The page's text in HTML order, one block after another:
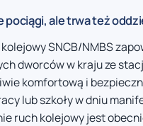
pociągi, ale trwa też
SNCB/NMBS
dworców w kraju ze
komfortową i
lub szkoły w dniu
ruch kolejowy jest